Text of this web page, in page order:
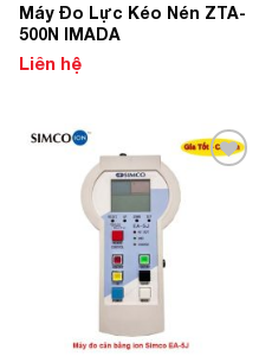
Máy Đo Lực Kéo Nén ZTA-
500N IMADA
Liên hệ